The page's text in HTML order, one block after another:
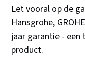
Let vooral op de
Hansgrohe,
jaar garantie - een
product.